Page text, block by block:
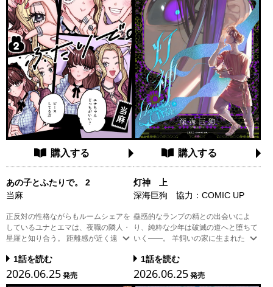
能の域です……!!
購入する
あの子とふたりで。 2
当麻
正反対の性格ながらもルームシェアを
しているユナとエマは、夜職の隣人・
星羅と知り合う。 距離感が近く遠慮も
ナは、 エマに対して今までの感謝を伝
えられていない悩みを吐露する。 星羅
の後押しもあり、ユナはエマを旅行に
1話を読む
購入する
灯神 上
深海巨狗 協力：COMIC UP
蠱惑的なランプの精との出会いによ
り、純粋な少年は破滅の道へと堕ちて
いく——。 羊飼いの家に生まれた少
ランプを見つける。 ランプの精・アズ
ルは「願い事を三つ叶えてあげる」と
告げ、レットランは英雄になりたいと
1話を読む
2026.06.25 発売 2026.06.25 発売